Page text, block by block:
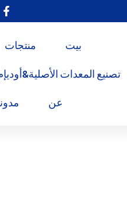
بيت منتجات
تصنيع المعدات
عن